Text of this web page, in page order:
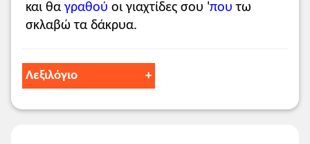
και θα γραθού οι γιαχτίδες σου 'που τω
σκλαβώ τα δάκρυα.
Λεξιλόγιο
γραθού: υγραθούν.